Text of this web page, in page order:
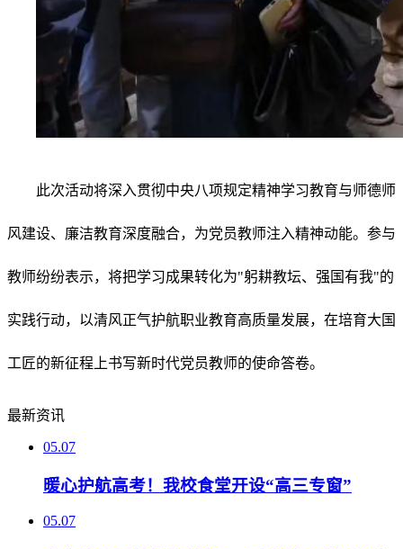
此次活动将深入贯彻中央八项规定精神学习教育与师德师
风建设、廉洁教育深度融合，为党员教师注入精神动能。参与
教师纷纷表示，将把学习成果转化为"躬耕教坛、强国有我"的
实践行动，以清风正气护航职业教育高质量发展，在培育大国
工匠的新征程上书写新时代党员教师的使命答卷。
最新资讯
05.07
暖心护航高考！我校食堂开设“高三专窗”
05.07